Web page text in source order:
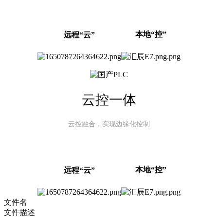
远程“云” 本地“控”
云控一体
云控融合，实现边缘化控制
远程“云” 本地“控”
文件名
文件描述